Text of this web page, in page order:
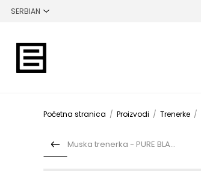
Početna stranica / Proizvodi / Trenerke /
Muska trenerka - PURE BLACK...